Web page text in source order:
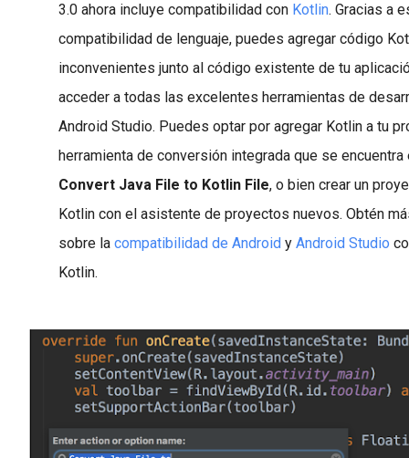
3.0 ahora incluye compatibilidad con Kotlin. Gracias a
compatibilidad de lenguaje, puedes agregar código
inconvenientes junto al código existente de tu
acceder a todas las excelentes herramientas de
Android Studio. Puedes optar por agregar Kotlin a tu
herramienta de conversión integrada que se
Convert Java File to Kotlin File, o bien crear un
Kotlin con el asistente de proyectos nuevos. Obtén
sobre la compatibilidad de Android y Android Studio
Kotlin.